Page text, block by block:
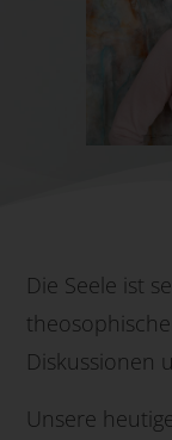
Die Seele ist
Diskussionen
Unsere